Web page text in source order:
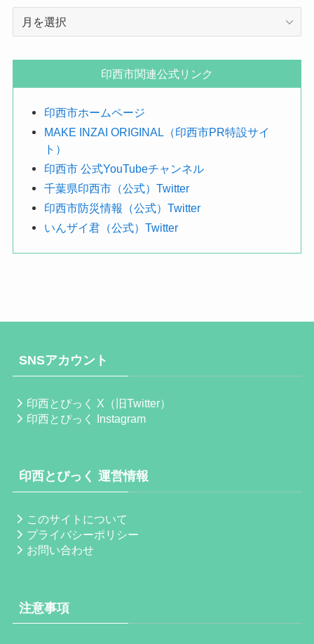
す
印西市関連公式リンク
印西市ホームページ
MAKE INZAI ORIGINAL（印西市PR特設サイ
ト）
印西市 公式YouTubeチャンネル
千葉県印西市（公式）Twitter
印西市防災情報（公式）Twitter
いんザイ君（公式）Twitter
SNSアカウント
印西とぴっく X（旧Twitter）
印西とぴっく Instagram
印西とぴっく 運営情報
このサイトについて
プライバシーポリシー
お問い合わせ
注意事項